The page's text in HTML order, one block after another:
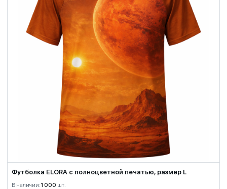
Футболка ELORA с полноцветной печатью, размер L
В наличии:1 000 шт.